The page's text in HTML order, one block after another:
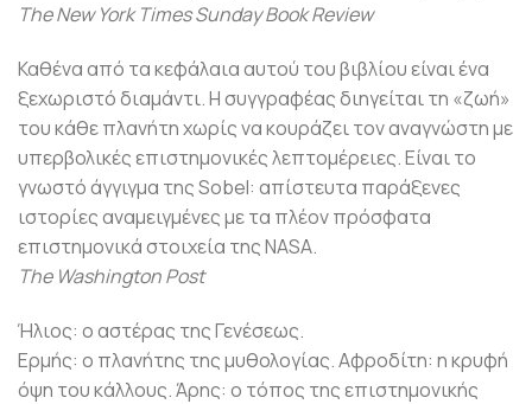
The New York Times Sunday Book Review
Καθένα από τα κεφάλαια αυτού του βιβλίου είναι ένα
ξεχωριστό διαμάντι. Η συγγραφέας διηγείται τη «ζωή»
του κάθε πλανήτη χωρίς να κουράζει τον αναγνώστη με
υπερβολικές επιστημονικές λεπτομέρειες. Είναι το
γνωστό άγγιγμα της Sobel: απίστευτα παράξενες
ιστορίες αναμειγμένες με τα πλέον πρόσφατα
επιστημονικά στοιχεία της NASA.
The Washington Post
Ήλιος: ο αστέρας της Γενέσεως.
Ερμής: ο πλανήτης της μυθολογίας. Αφροδίτη: η κρυφή
όψη του κάλλους. Άρης: ο τόπος της επιστημονικής